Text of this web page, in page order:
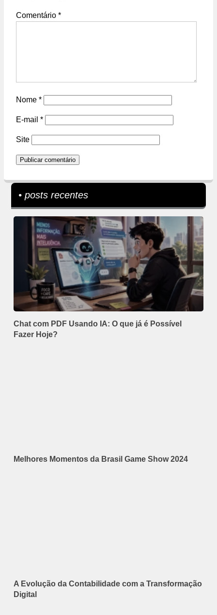
Comentário *
Nome *
E-mail *
Site
• posts recentes
Chat com PDF Usando IA: O que já é Possível
Fazer Hoje?
Melhores Momentos da Brasil Game Show 2024
A Evolução da Contabilidade com a Transformação
Digital